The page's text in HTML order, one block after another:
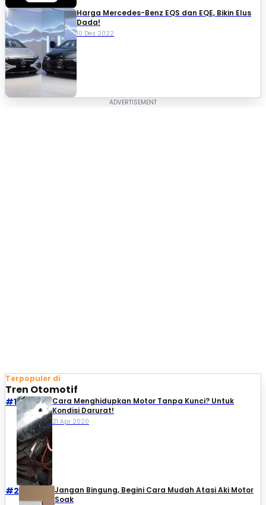
Harga Mercedes-Benz EQS dan EQE, Bikin Elus
Dada!
10 Des 2022
Terpopuler di
Tren Otomotif
#1
Cara Menghidupkan Motor Tanpa Kunci? Untuk
Kondisi Darurat!
21 Apr 2020
#2
Jangan Bingung, Begini Cara Mudah Atasi Aki Motor
Soak